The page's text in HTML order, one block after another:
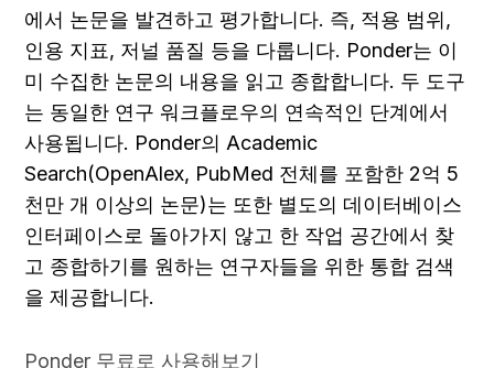
에서 논문을 발견하고 평가합니다. 즉, 적용 범위,
인용 지표, 저널 품질 등을 다룹니다. Ponder는 이
미 수집한 논문의 내용을 읽고 종합합니다. 두 도구
는 동일한 연구 워크플로우의 연속적인 단계에서
사용됩니다. Ponder의 Academic
Search(OpenAlex, PubMed 전체를 포함한 2억 5
천만 개 이상의 논문)는 또한 별도의 데이터베이스
인터페이스로 돌아가지 않고 한 작업 공간에서 찾
고 종합하기를 원하는 연구자들을 위한 통합 검색
을 제공합니다.
Ponder 무료로 사용해보기